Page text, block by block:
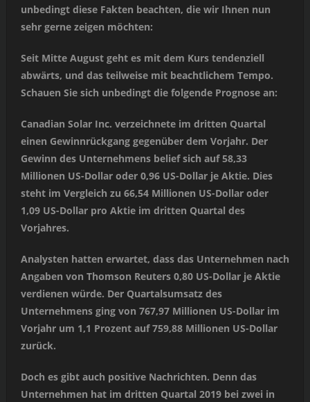
unbedingt diese Fakten beachten, die wir Ihnen nun
sehr gerne zeigen möchten:
Seit Mitte August geht es mit dem Kurs tendenziell
abwärts, und das teilweise mit beachtlichem Tempo.
Schauen Sie sich unbedingt die folgende Prognose an:
Canadian Solar Inc. verzeichnete im dritten Quartal
einen Gewinnrückgang gegenüber dem Vorjahr. Der
Gewinn des Unternehmens belief sich auf 58,33
Millionen US-Dollar oder 0,96 US-Dollar je Aktie. Dies
steht im Vergleich zu 66,54 Millionen US-Dollar oder
1,09 US-Dollar pro Aktie im dritten Quartal des
Vorjahres.
Analysten hatten erwartet, dass das Unternehmen nach
Angaben von Thomson Reuters 0,80 US-Dollar je Aktie
verdienen würde. Der Quartalsumsatz des
Unternehmens ging von 767,97 Millionen US-Dollar im
Vorjahr um 1,1 Prozent auf 759,88 Millionen US-Dollar
zurück.
Doch es gibt auch positive Nachrichten. Denn das
Unternehmen hat im dritten Quartal 2019 bei zwei in